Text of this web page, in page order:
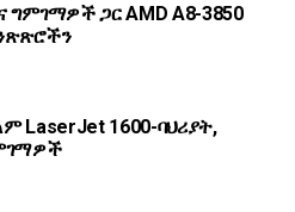
ግምገማዎች ጋር AMD A8-3850
LaserJet 1600-ባህሪያት,